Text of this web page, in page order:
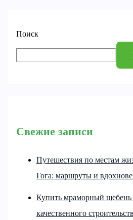
Поиск
Свежие записи
Путешествия по местам
Гога: маршруты и
Купить мраморный щебень
качественного